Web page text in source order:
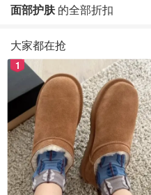
面部护肤的全部折扣
大家都在抢
1